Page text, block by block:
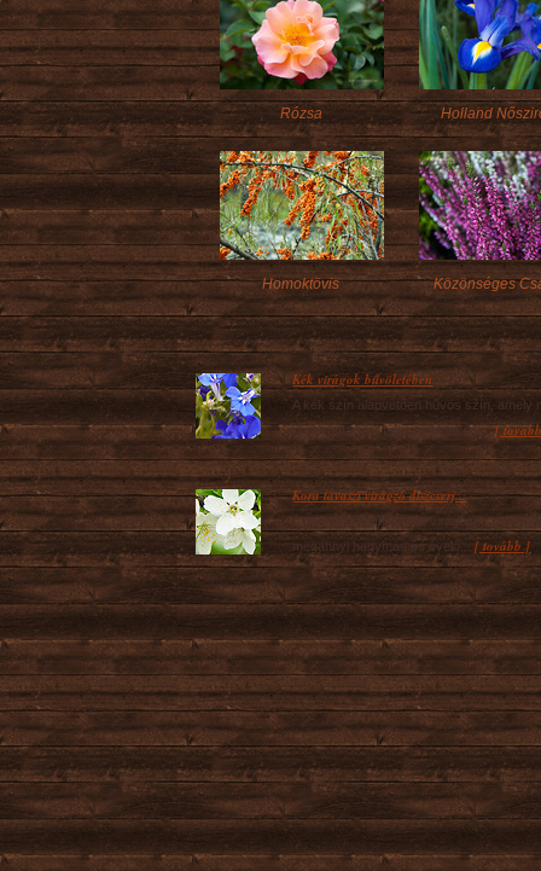
Rózsa Holland
Homoktövis Közönséges
Kék virágok bűvöletében
A kék szín alapvetően hűvös szín, amely
távolságtartást fejez ki, időnként...[
Kora tavaszi virágzó díszcserj...
A tavaszi megújulás és virágözön
megannyi hagymás és évelő...[ tovább ]